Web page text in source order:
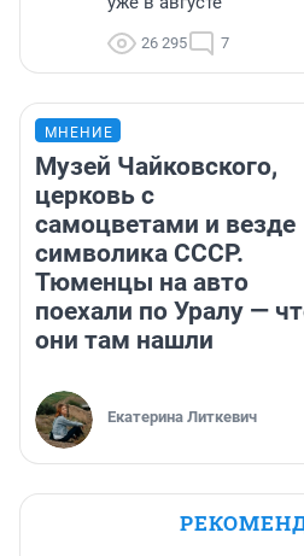
26 295 7
МНЕНИЕ
Музей Чайковского,
церковь с
самоцветами и везде
символика СССР.
Тюменцы на авто
поехали по Уралу —
они там нашли
Екатерина Литкевич